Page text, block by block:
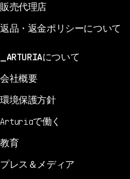
販売代理店
返品・返金ポリシーについて
ARTURIAについて
会社概要
環境保護方針
Arturiaで働く
教育
プレス＆メディア